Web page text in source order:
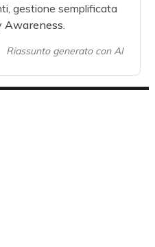
gestione semplificata
Awareness
Riassunto generato con AI